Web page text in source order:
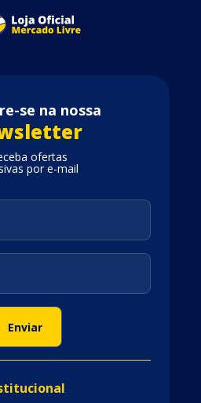
se na nossa
ofertas
por e-mail